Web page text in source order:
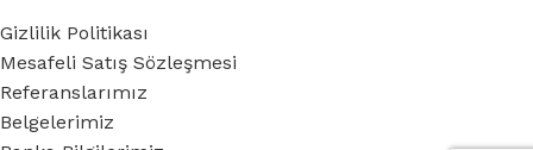
Gizlilik Politikası
Mesafeli Satış Sözleşmesi
Referanslarımız
Belgelerimiz